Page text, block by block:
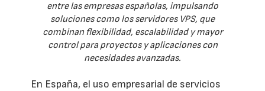
entre las empresas españolas, impulsando
soluciones como los servidores VPS, que
combinan flexibilidad, escalabilidad y mayor
control para proyectos y aplicaciones con
necesidades avanzadas.
En España, el uso empresarial de servicios